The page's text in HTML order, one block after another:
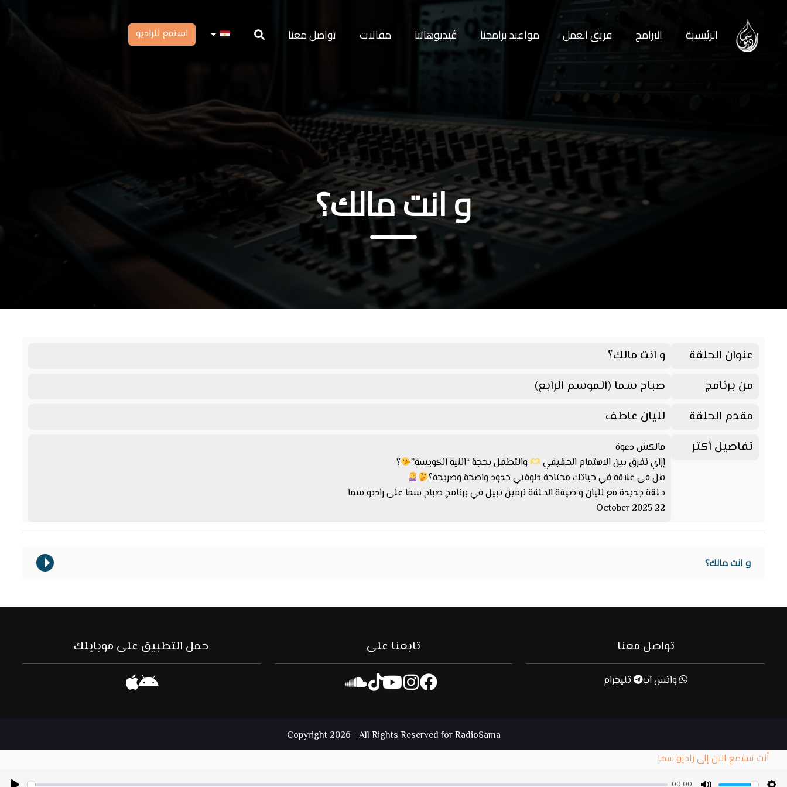
الرئيسية البرامج فريق العمل مواعيد برامجنا ڤيديوهاتنا مقالات تواصل معنا استمع للراديو
و انت مالك؟
عنوان الحلقة
و انت مالك؟
من برنامج
صباح سما (الموسم الرابع)
مقدم الحلقة
لليان عاطف
تفاصيل أكتر
مالكش دعوة
إزاي نفرق بين الاهتمام الحقيقي
والتطفل بحجة “النية الكويسة”
؟
هل فى علاقة في حياتك محتاجة دلوقتي حدود واضحة وصريحة؟
حلقة جديدة مع لليان و ضيفة الحلقة نرمين نبيل في برنامج صباح سما على راديو سما
22 October 2025
و انت مالك؟
تواصل معنا
واتس آب تليجرام
تابعنا على حمل التطبيق على موبايلك
Copyright 2026 - All Rights Reserved for RadioSama
أنت تستمع الآن إلى راديو سما
00:00